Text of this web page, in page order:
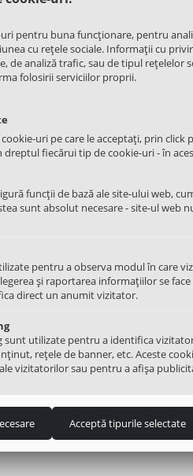
ADAUGATI IN
MFG62579002, MFG63099101
pentru buna funcționare, pentru
cu rețele sociale. Informații cu
de analiză trafic, sau de tipul rețelelor
folosirii serviciilor proprii.
uri pe care le acceptați, prin click
fiecărui tip de cookie-uri - în
funcții de bază ale site-ului web,
sunt absolut necesare - site-ul web
pentru a observa modul în care
și raportarea informațiilor se
direct un anumit vizitator.
utilizate pentru a identifica
rețele de banner, etc. Aceste
vizitatorilor sau pentru a afișa
Acceptă tipurile selectate